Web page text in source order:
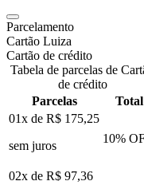
Parcelamento
Cartão Luiza
Cartão de crédito
Tabela de parcelas de
de crédito
Parcelas
Total
01x de R$ 175,25
sem juros
10%
02x de R$ 97,36